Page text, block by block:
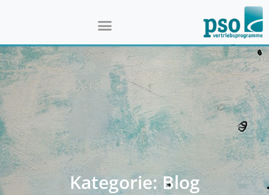
Kategorie: Blog